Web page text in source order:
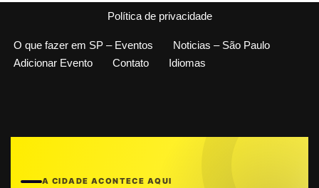
Política de privacidade
O que fazer em SP – Eventos
Noticias – São Paulo
Adicionar Evento
Contato Idiomas
A CIDADE ACONTECE AQUI